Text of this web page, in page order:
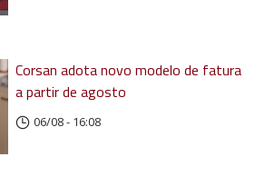
Corsan adota novo modelo de fatura
a partir de agosto
06/08 - 16:08